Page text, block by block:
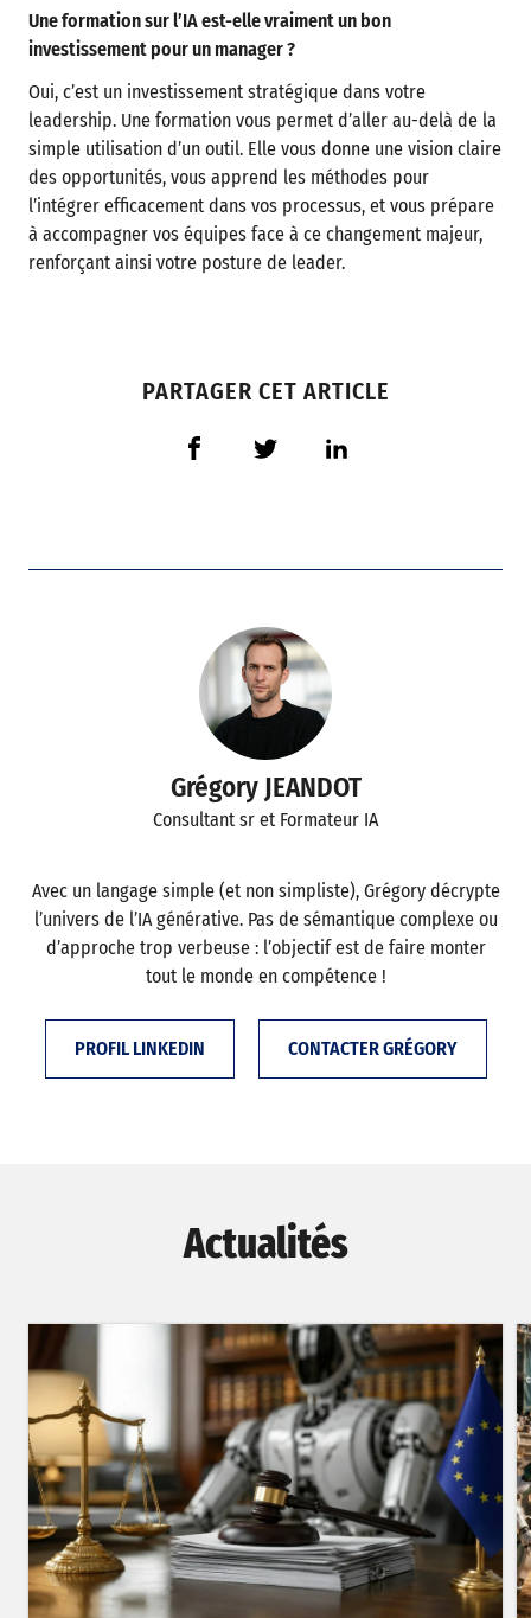
Une formation sur l’IA est-elle vraiment un bon
investissement pour un manager ?
Oui, c’est un investissement stratégique dans votre
leadership. Une formation vous permet d’aller au-delà de la
simple utilisation d’un outil. Elle vous donne une vision claire
des opportunités, vous apprend les méthodes pour
l’intégrer efficacement dans vos processus, et vous prépare
à accompagner vos équipes face à ce changement majeur,
renforçant ainsi votre posture de leader.
PARTAGER CET ARTICLE
Grégory JEANDOT
Consultant sr et Formateur IA
Avec un langage simple (et non simpliste), Grégory décrypte
l’univers de l’IA générative. Pas de sémantique complexe ou
d’approche trop verbeuse : l’objectif est de faire monter
tout le monde en compétence !
PROFIL LINKEDIN CONTACTER GRÉGORY
Actualités